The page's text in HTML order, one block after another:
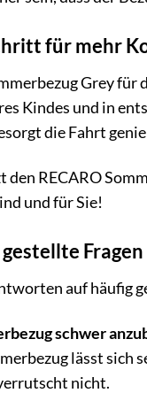
für mehr
Grey für
Kindes und in
die Fahrt
den RECARO
und für Sie!
auf häufig
schwer
lässt sich
nicht.